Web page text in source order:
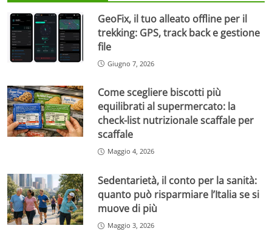
GeoFix, il tuo alleato offline per il
trekking: GPS, track back e gestione
file
Giugno 7, 2026
Come scegliere biscotti più
equilibrati al supermercato: la
check-list nutrizionale scaffale per
scaffale
Maggio 4, 2026
Sedentarietà, il conto per la sanità:
quanto può risparmiare l’Italia se si
muove di più
Maggio 3, 2026